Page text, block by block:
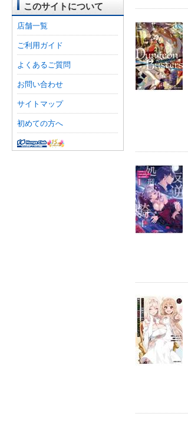
このサイトについて
店舗一覧
ご利用ガイド
よくあるご質問
お問い合わせ
サイトマップ
初めての方へ